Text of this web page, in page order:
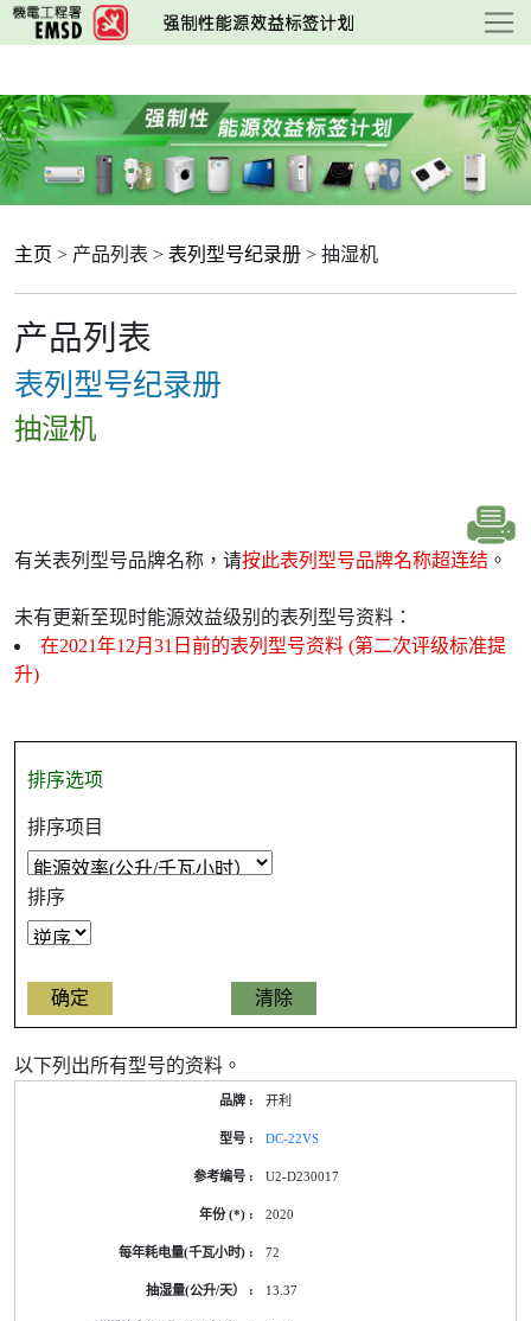
跳
至
要
内
容
主页 > 产品列表 > 表列型号纪录册 > 抽湿机
产品列表
表列型号纪录册
抽湿机
有关表列型号品牌名称，请按此表列型号品牌名称超连结 。
未有更新至现时能源效益级别的表列型号资料：
在2021年12月31日前的表列型号资料 (第二次评级标准提
升)
排序选项
排序项目
排序
以下列出所有型号的资料。
开利
DC-22VS
U2-D230017
2020
72
13.37